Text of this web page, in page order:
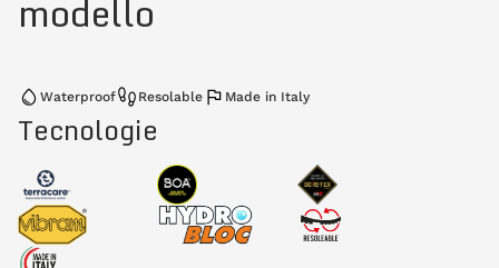
modello
Waterproof Resolable Made in Italy
Tecnologie